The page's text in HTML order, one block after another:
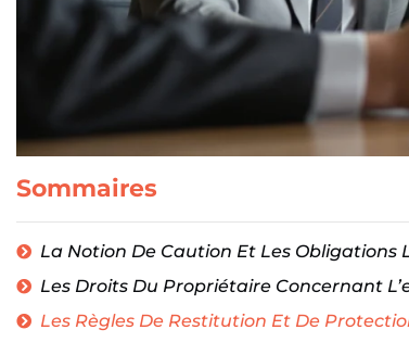
Sommaires
La Notion De Caution Et Les Obligations
Les Droits Du Propriétaire Concernant
Les Règles De Restitution Et De